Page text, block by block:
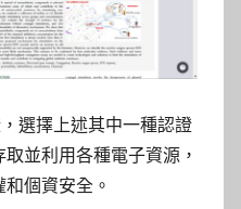
選擇上述其中一種認證
並利用各種電子資源，
個資安全。